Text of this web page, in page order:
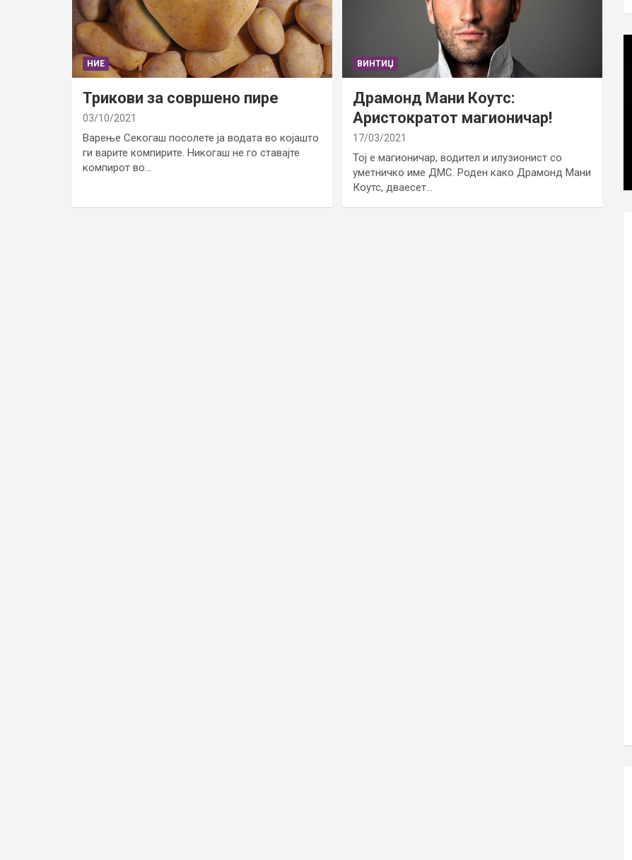
НИЕ
Трикови за совршено пире
03/10/2021
Варење Секогаш посолете ја водата во којашто
ги варите компирите. Никогаш не го ставајте
компирот во…
ВИНТИЏ
Драмонд Мани Коутс:
Аристократот магионичар!
17/03/2021
Тој е магионичар, водител и илузионист со
уметничко име ДМС. Роден како Драмонд Мани
Коутс, дваесет…